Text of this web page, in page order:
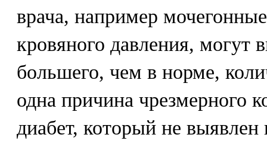
врача, например
кровяного давления, могут
большего, чем в норме,
одна причина чрезмерного
диабет, который не